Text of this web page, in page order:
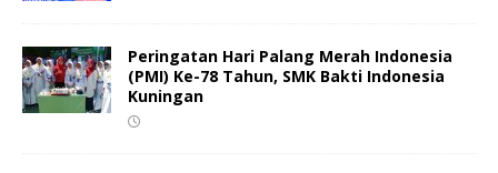
Peringatan Hari Palang Merah Indonesia
(PMI) Ke-78 Tahun, SMK Bakti Indonesia
Kuningan